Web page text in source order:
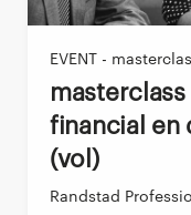
EVENT -
Masterclass Best in Finance | De
financial en
(vol)
Randstad